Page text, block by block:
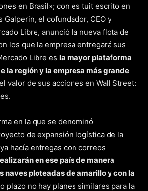
en Brasil»; con es tuit escrito en
Galperin, el cofundador, CEO y
Libre, anunció la nueva flota de
los que la empresa entregará sus
Libre es la mayor plataforma
la región y la empresa más grande
valor de sus acciones en Wall Street:
en la que se denominó
de expansión logística de la
hacía entregas con correos
en ese país de manera
naves ploteadas de amarillo y con la
plazo no hay planes similares para la